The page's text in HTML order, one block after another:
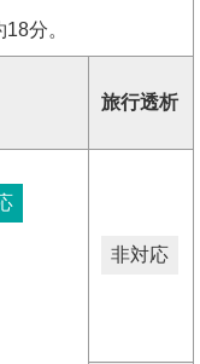
分。
旅行透析
非対応